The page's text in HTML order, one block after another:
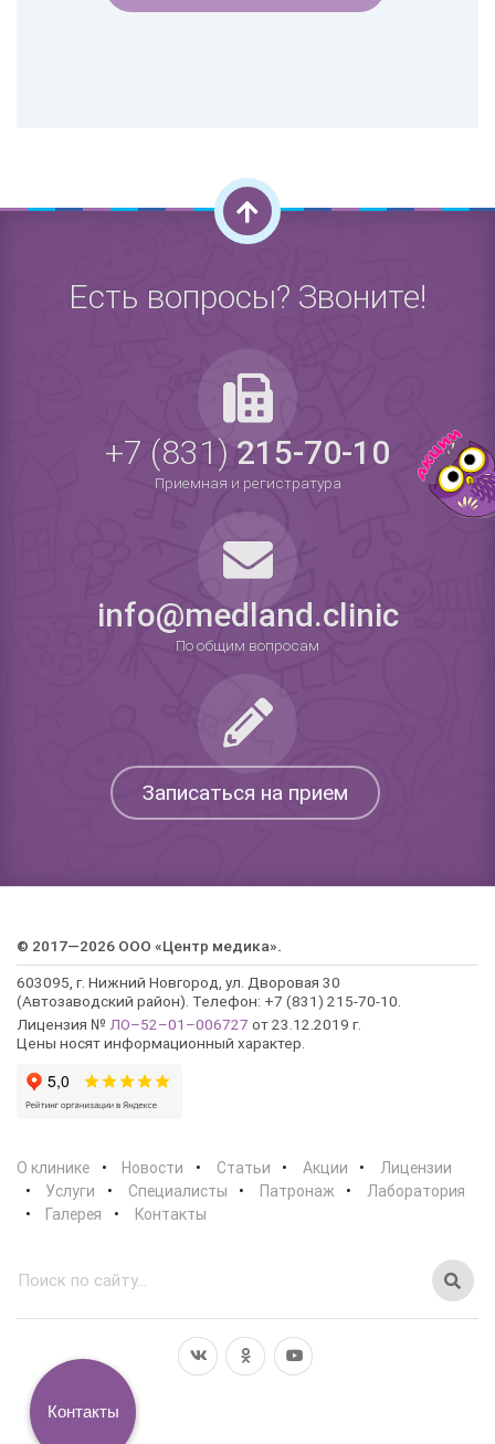
Есть вопросы? Звоните!
+7 (831)215-70-10
Приемная и регистратура
info@medland.clinic
По общим вопросам
Записаться на прием
© 2017—2026 ООО «Центр медика».
603095, г. Нижний Новгород, ул. Дворовая 30
(Автозаводский район). Телефон: +7 (831) 215-70-10.
Лицензия № ЛО–52–01–006727 от 23.12.2019 г.
Цены носят информационный характер.
О клинике Новости Статьи Акции
Лицензии
Услуги
Специалисты Патронаж
Лаборатория
Галерея
Контакты
Контакты